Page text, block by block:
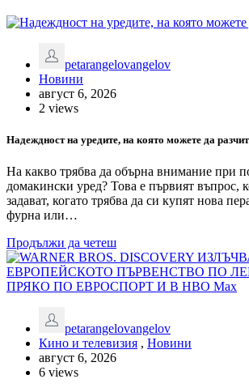
petarangelovangelov
Новини
август 6, 2026
2 views
Надеждност на уредите, на която можете да
На какво трябва да обърна внимание при
домакински уред? Това е първият въпрос,
задават, когато трябва да си купят нова
фурна или…
Продължи да четеш
petarangelovangelov
Кино и телевизия , Новини
август 6, 2026
6 views